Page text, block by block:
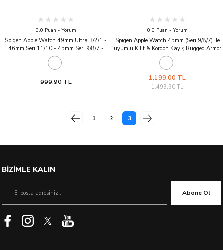
0.0 Puan - Yorum
Spigen Apple Watch 49mm Ultra 3/2/1 -
46mm Seri 11/10 - 45mm Seri 9/8/7 -
44mm Seri SE2/SE/6/5/4 ile uyumlu
Kordon Kayış Band Air Fit Spigen Apple
11/10 - 45mm Seri 9/8/7 - 44mm Seri
999,90 TL
0.0 Puan - Yorum
Spigen Apple Watch 45mm (Seri 9/8/7) ile
uyumlu Kılıf & Kordon Kayış Rugged Armor
Pro Black
1.199,00 TL
1.499,90 TL
1 2 3
BİZİMLE KALIN
Abone Ol